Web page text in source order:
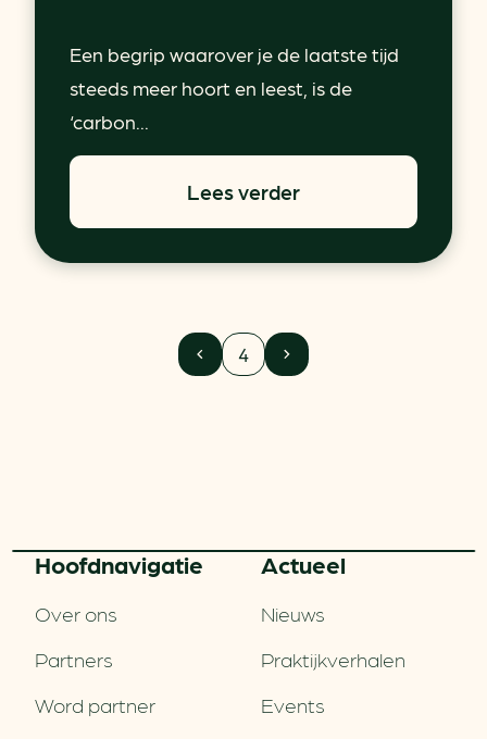
Een begrip waarover je de laatste tijd
steeds meer hoort en leest, is de
‘carbon...
Lees verder
4
Hoofd­navigatie
Over ons
Partners
Word partner
Actueel
Nieuws
Praktijkverhalen
Events